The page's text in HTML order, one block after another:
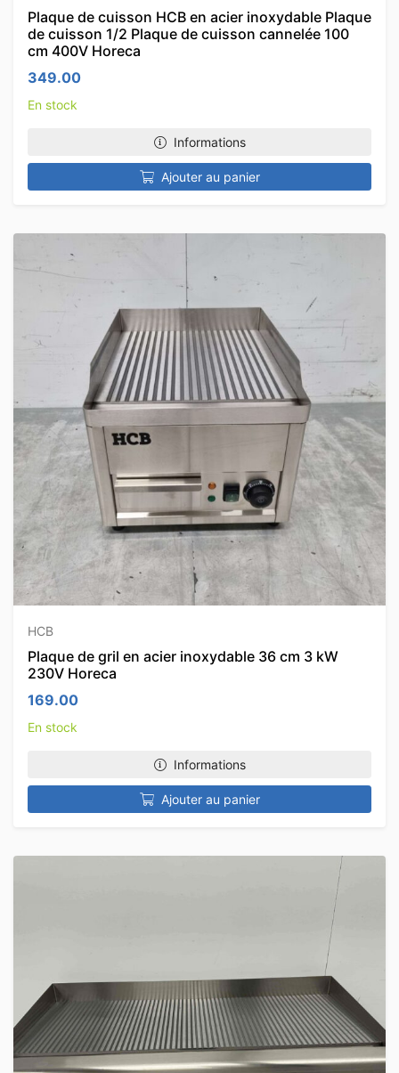
Plaque de cuisson HCB en acier inoxydable Plaque
de cuisson 1/2 Plaque de cuisson cannelée 100
cm 400V Horeca
349.00
En stock
Informations
Ajouter au panier
HCB
Plaque de gril en acier inoxydable 36 cm 3 kW
230V Horeca
169.00
En stock
Informations
Ajouter au panier